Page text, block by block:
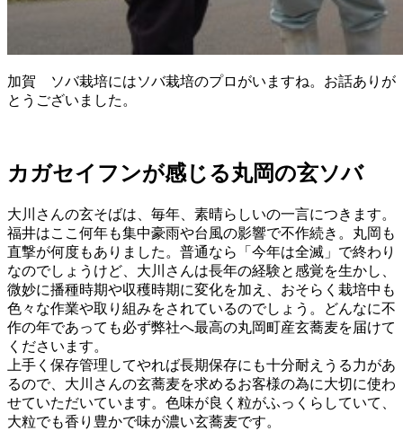
加賀 ソバ栽培にはソバ栽培のプロがいますね。お話ありが
とうございました。
カガセイフンが感じる丸岡の玄ソバ
大川さんの玄そばは、毎年、素晴らしいの一言につきます。
福井はここ何年も集中豪雨や台風の影響で不作続き。丸岡も
直撃が何度もありました。普通なら「今年は全滅」で終わり
なのでしょうけど、大川さんは長年の経験と感覚を生かし、
微妙に播種時期や収穫時期に変化を加え、おそらく栽培中も
色々な作業や取り組みをされているのでしょう。どんなに不
作の年であっても必ず弊社へ最高の丸岡町産玄蕎麦を届けて
くださいます。
上手く保存管理してやれば長期保存にも十分耐えうる力があ
るので、大川さんの玄蕎麦を求めるお客様の為に大切に使わ
せていただいています。色味が良く粒がふっくらしていて、
大粒でも香り豊かで味が濃い玄蕎麦です。